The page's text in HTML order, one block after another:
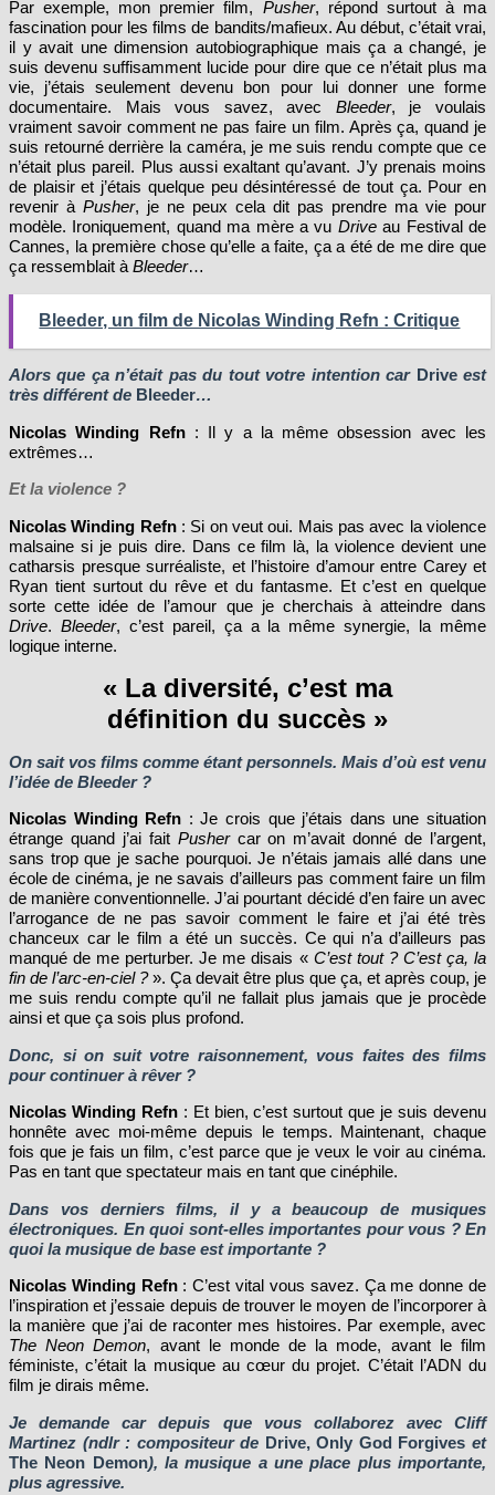
Par exemple, mon premier film, Pusher, répond surtout à ma
fascination pour les films de bandits/mafieux. Au début, c’était vrai,
il y avait une dimension autobiographique mais ça a changé, je
suis devenu suffisamment lucide pour dire que ce n’était plus ma
vie, j’étais seulement devenu bon pour lui donner une forme
documentaire. Mais vous savez, avec Bleeder, je voulais
vraiment savoir comment ne pas faire un film. Après ça, quand je
suis retourné derrière la caméra, je me suis rendu compte que ce
n’était plus pareil. Plus aussi exaltant qu’avant. J’y prenais moins
de plaisir et j’étais quelque peu désintéressé de tout ça. Pour en
revenir à Pusher, je ne peux cela dit pas prendre ma vie pour
modèle. Ironiquement, quand ma mère a vu Driveau Festival de
Cannes, la première chose qu’elle a faite, ça a été de me dire que
ça ressemblait à Bleeder…
Bleeder, un film de Nicolas Winding Refn : Critique
Alors que ça n’était pas du tout votre intention car Driveest
très différent de Bleeder…
Nicolas Winding Refn: Il y a la même obsession avec les
extrêmes…
Et la violence ?
Nicolas Winding Refn: Si on veut oui. Mais pas avec la violence
malsaine si je puis dire. Dans ce film là, la violence devient une
catharsis presque surréaliste, et l’histoire d’amour entre Carey et
Ryan tient surtout du rêve et du fantasme. Et c’est en quelque
sorte cette idée de l’amour que je cherchais à atteindre dans
Drive. Bleeder, c’est pareil, ça a la même synergie, la même
logique interne.
« La diversité, c’est ma
définition du succès »
On sait vos films comme étant personnels. Mais d’où est venu
l’idée de Bleeder ?
Nicolas Winding Refn : Je crois que j’étais dans une situation
étrange quand j’ai fait Pushercar on m’avait donné de l’argent,
sans trop que je sache pourquoi. Je n’étais jamais allé dans une
école de cinéma, je ne savais d’ailleurs pas comment faire un film
de manière conventionnelle. J’ai pourtant décidé d’en faire un avec
l’arrogance de ne pas savoir comment le faire et j’ai été très
chanceux car le film a été un succès. Ce qui n’a d’ailleurs pas
manqué de me perturber. Je me disais « C’est tout ? C’est ça, la
fin de l’arc-en-ciel ?». Ça devait être plus que ça, et après coup, je
me suis rendu compte qu’il ne fallait plus jamais que je procède
ainsi et que ça sois plus profond.
Donc, si on suit votre raisonnement, vous faites des films
pour continuer à rêver ?
Nicolas Winding Refn: Et bien, c’est surtout que je suis devenu
honnête avec moi-même depuis le temps. Maintenant, chaque
fois que je fais un film, c’est parce que je veux le voir au cinéma.
Pas en tant que spectateur mais en tant que cinéphile.
Dans vos derniers films, il y a beaucoup de musiques
électroniques. En quoi sont-elles importantes pour vous ? En
quoi la musique de base est importante ?
Nicolas Winding Refn: C’est vital vous savez. Ça me donne de
l’inspiration et j’essaie depuis de trouver le moyen de l’incorporer à
la manière que j’ai de raconter mes histoires. Par exemple, avec
The Neon Demon, avant le monde de la mode, avant le film
féministe, c’était la musique au cœur du projet. C’était l’ADN du
film je dirais même.
Je demande car depuis que vous collaborez avec Cliff
Martinez (ndlr : compositeur de Drive, Only God Forgives et
The Neon Demon), la musique a une place plus importante,
plus agressive.